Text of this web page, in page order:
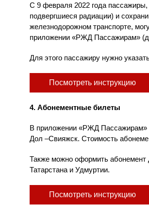
С 9 февраля 2022 года
подвергшиеся радиации) и
железнодорожном транспорте,
приложении «РЖД Пассажирам»
Для этого пассажиру нужно
Посмотреть инструкцию
4. Абонементные билеты
В приложении «РЖД Пассажирам»
Дол –Свияжск. Стоимость
Также можно оформить абонемент
Татарстана и Удмуртии.
Посмотреть инструкцию